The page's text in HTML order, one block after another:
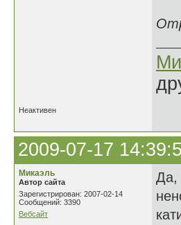
Неактивен
2009-07-17
Микаэль
Автор сайта
Зарегистрирован: 2007-02-14
Сообщений: 3390
Вебсайт
Да,